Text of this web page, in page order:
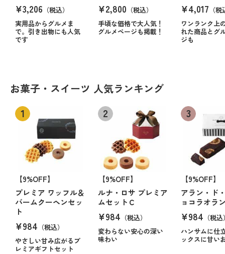
¥3,206 （税込）
実用品からグルメま
で。引き出物にも人気
です
¥2,800 （税込）
手頃な価格で大人気！
グルメページも掲載！
¥4,017 （
ワンランク上
れた商品とグ
ジも
お菓子・スイーツ 人気ランキング
【9%OFF】
プレミア ワッフル＆
バームクーヘンセッ
ト
¥984 （税込）
やさしい甘み広がるプ
レミアギフトセット
【9%OFF】
ルナ・ロサ プレミア
ムセットＣ
¥984 （税込）
変わらない安心の深い
味わい
【9%OFF】
アラン・ド
ョコラオラ
¥984 （税
ハンサムに仕
ックスに甘い